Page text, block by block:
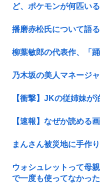
ど、ポケモンが何匹い
播磨赤松氏について語る
柳葉敏郎の代表作、「
乃木坂の美人マネージ
【衝撃】JKの従姉妹が
【速報】なぜか読める
まんさん被災地に手作
ウォシュレットって母
で一度も使ってなかっ